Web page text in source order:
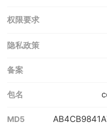
权限要求
隐私政策
备案
包名
MD5